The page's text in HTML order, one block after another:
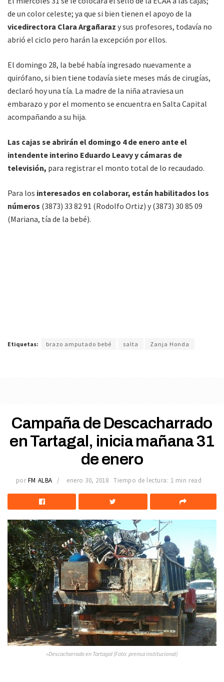
de un color celeste; ya que si bien tienen el apoyo de la
vicedirectora Clara Argañaraz y sus profesores, todavía no
abrió el ciclo pero harán la excepción por ellos.
El domingo 28, la bebé había ingresado nuevamente a
quirófano, si bien tiene todavía siete meses más de cirugías,
declaró hoy una tía. La madre de la niña atraviesa un
embarazo y por el momento se encuentra en Salta Capital
acompañando a su hija.
Las cajas se abrirán el domingo 4 de enero ante el
intendente interino Eduardo Leavy y cámaras de
televisión, para registrar el monto total de lo recaudado.
Para los interesados en colaborar, están habilitados los
números (3873) 33 82 91 (Rodolfo Ortiz) y (3873) 30 85 09
(Mariana, tía de la bebé).
Etiquetas: brazo amputado bebé salta Zanja Honda
Campaña de Descacharrado
en Tartagal, inicia mañana 31
de enero
por FM ALBA enero 30, 2018 Tiempo de lectura: 1 min read
»Descacharrado en Tartagal (Foto: prensa institucional)